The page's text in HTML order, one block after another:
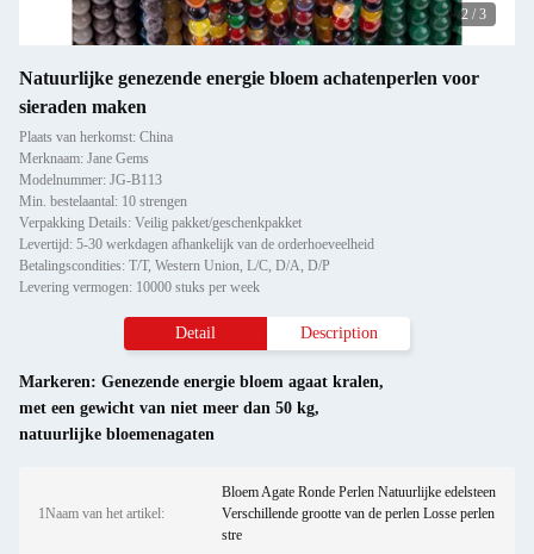
2 / 3
Natuurlijke genezende energie bloem achatenperlen voor
sieraden maken
Plaats van herkomst: China
Merknaam: Jane Gems
Modelnummer: JG-B113
Min. bestelaantal: 10 strengen
Verpakking Details: Veilig pakket/geschenkpakket
Levertijd: 5-30 werkdagen afhankelijk van de orderhoeveelheid
Betalingscondities: T/T, Western Union, L/C, D/A, D/P
Levering vermogen: 10000 stuks per week
Detail Description
Markeren: Genezende energie bloem agaat kralen,
met een gewicht van niet meer dan 50 kg,
natuurlijke bloemenagaten
1Naam van het artikel:
Bloem Agate Ronde Perlen Natuurlijke edelsteen
Verschillende grootte van de perlen Losse perlen
stre